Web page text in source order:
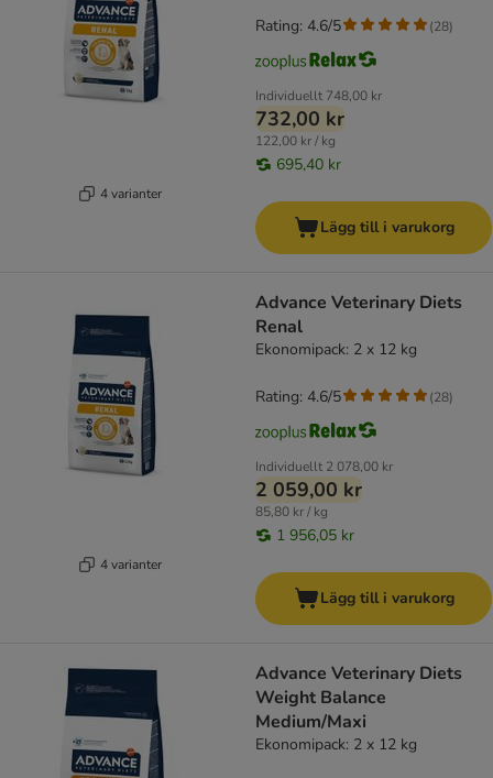
4 varianter
Individuellt 748,00 kr
732,00 kr
122,00 kr / kg
695,40 kr
Rating: 4.6/5 (28)
Lägg till i varukorg
4 varianter
Advance Veterinary Diets
Renal
Ekonomipack: 2 x 12 kg
Individuellt 2 078,00 kr
2 059,00 kr
85,80 kr / kg
1 956,05 kr
Rating: 4.6/5 (28)
Lägg till i varukorg
Advance Veterinary Diets
Weight Balance
Medium/Maxi
Ekonomipack: 2 x 12 kg